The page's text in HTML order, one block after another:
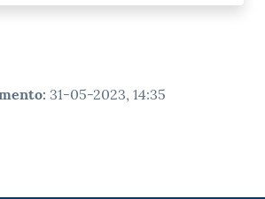
: 31-05-2023, 14:35